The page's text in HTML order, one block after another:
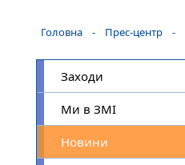
Головна - Прес-центр -
Заходи
Ми в ЗМІ
Новини